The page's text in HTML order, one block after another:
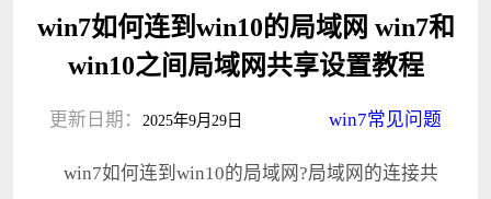
win7如何连到win10的局域网 win7和
win10之间局域网共享设置教程
更新日期： 2025年9月29日 win7常见问题
win7如何连到win10的局域网?局域网的连接共